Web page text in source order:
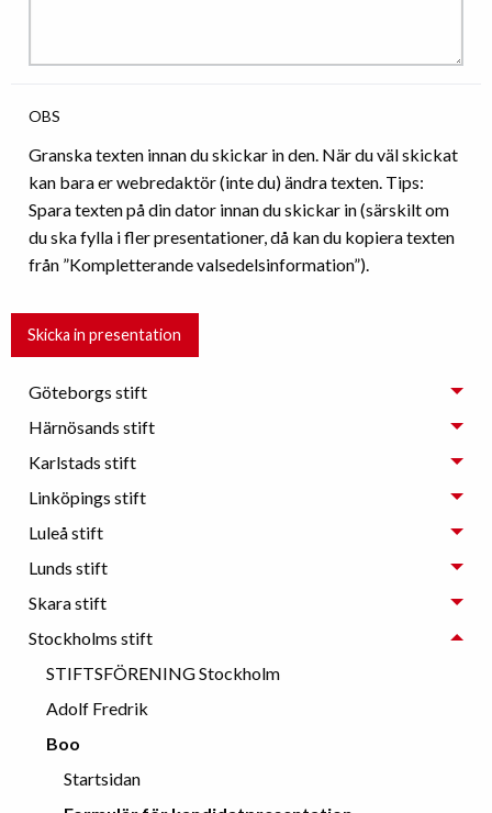
OBS
Granska texten innan du skickar in den. När du väl skickat
kan bara er webredaktör (inte du) ändra texten. Tips:
Spara texten på din dator innan du skickar in (särskilt om
du ska fylla i fler presentationer, då kan du kopiera texten
från ”Kompletterande valsedelsinformation”).
Göteborgs stift
Härnösands stift
Karlstads stift
Linköpings stift
Luleå stift
Lunds stift
Skara stift
Stockholms stift
STIFTSFÖRENING Stockholm
Adolf Fredrik
Boo
Startsidan